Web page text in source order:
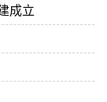
成立